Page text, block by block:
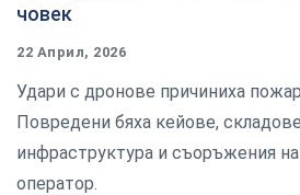
човек
22 Април, 2026
Удари с дронове причиниха
Повредени бяха кейове,
инфраструктура и съоръжения
оператор.